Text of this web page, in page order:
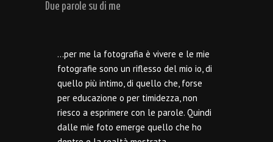
Due parole su di me
…per me la fotografia è vivere e le mie
fotografie sono un riflesso del mio io, di
quello più intimo, di quello che, forse
per educazione o per timidezza, non
riesco a esprimere con le parole. Quindi
dalle mie foto emerge quello che ho